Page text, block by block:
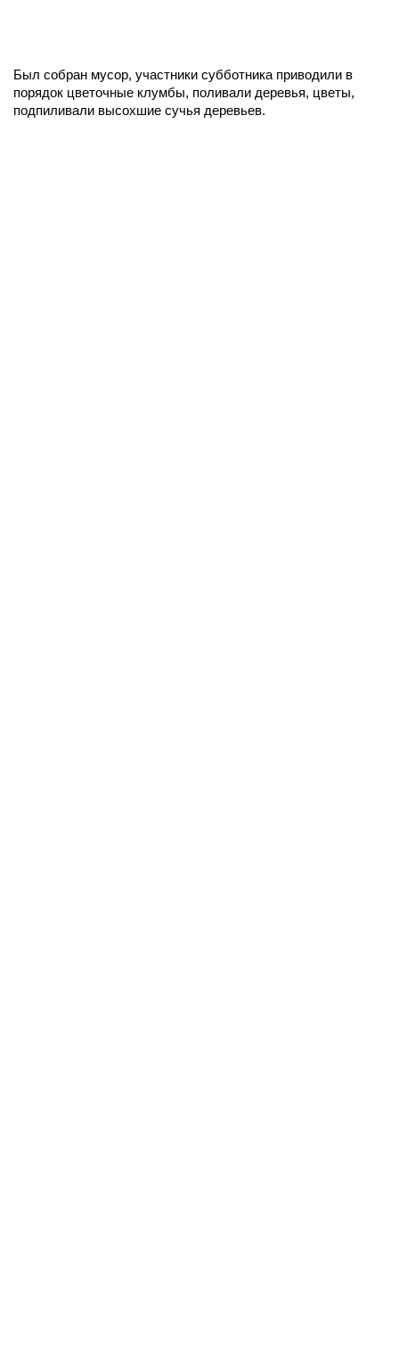
Был собран мусор, участники субботника приводили в
порядок цветочные клумбы, поливали деревья, цветы,
подпиливали высохшие сучья деревьев.